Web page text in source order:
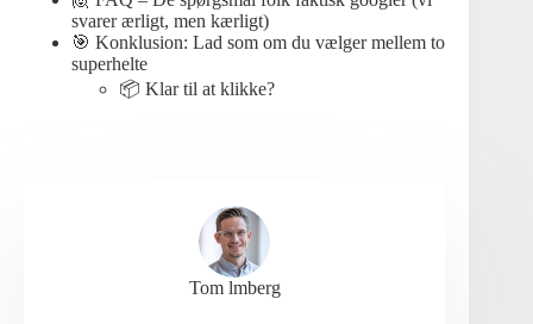
svarer ærligt, men kærligt)
🎯 Konklusion: Lad som om du vælger mellem to
superhelte
📦 Klar til at klikke?
Tom lmberg